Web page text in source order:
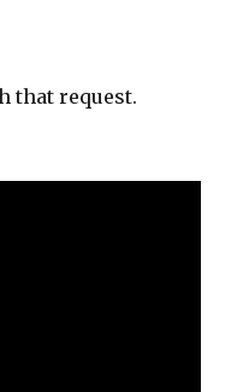
that request.